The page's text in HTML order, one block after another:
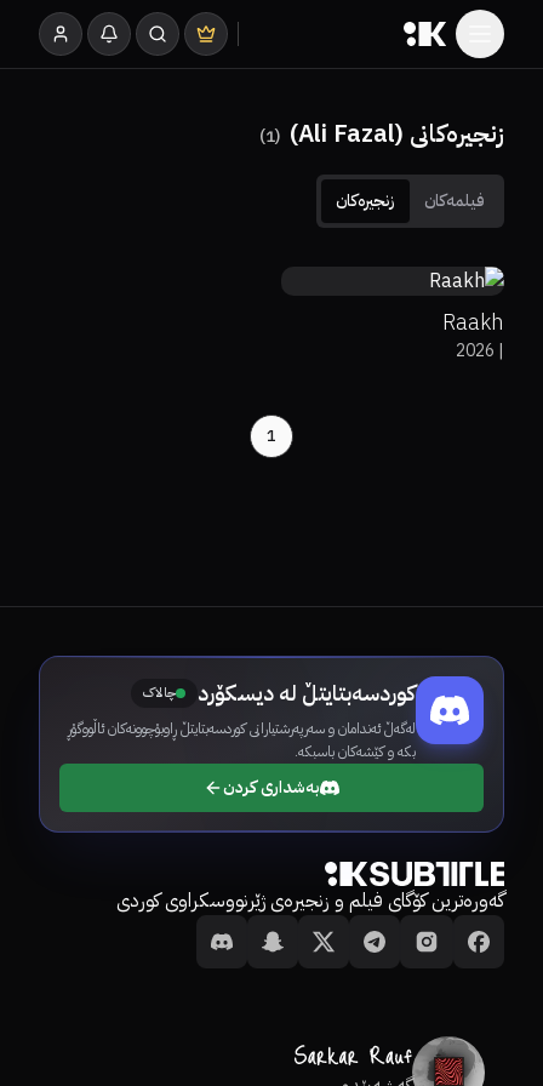
زنجیرەکانی (Ali Fazal) (
1
)
فیلمەکان زنجیرەکان
Raakh
|
2026
1
کوردسەبتایتڵ لە دیسکۆرد چالاک
لەگەڵ ئەندامان و سەرپەرشتیارانی کوردسەبتایتڵ ڕاوبۆچوونەکان ئاڵووگۆڕ
بکە و کێشەکان باسبکە.
بەشداری کردن
گەورەترین کۆگای فیلم و زنجیرەی ژێرنووسکراوی کوردی